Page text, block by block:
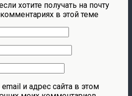
хотите получать на почту
в этой теме
и адрес сайта в этом